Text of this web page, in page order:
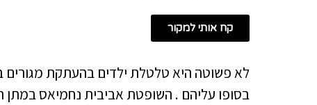
קח אותי למקור
לא פשוטה היא טלטלת ילדים בהעתקת מגורים
בסופו עליהם . השופטת אביבית נחמיאס